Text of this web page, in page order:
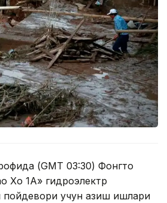
(GMT 03:30) Фонгто
Хо 1А» гидроэлектр
пойдевори учун қазиш ишлари